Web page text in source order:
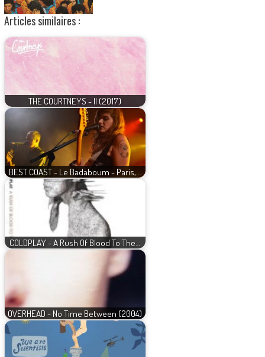
Articles similaires :
THE COURTNEYS - II (2017)
BEST COAST - Le Badaboum - Paris,…
COLDPLAY - A Rush Of Blood To The…
OVERHEAD - No Time Between (2004)